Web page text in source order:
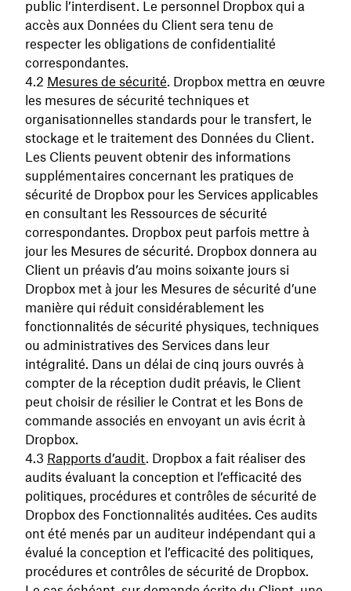
public l’interdisent. Le personnel Dropbox qui a
accès aux Données du Client sera tenu de
respecter les obligations de confidentialité
correspondantes.
Mesures de sécurité. Dropbox mettra en œuvre
les mesures de sécurité techniques et
organisationnelles standards pour le transfert, le
stockage et le traitement des Données du Client.
Les Clients peuvent obtenir des informations
supplémentaires concernant les pratiques de
sécurité de Dropbox pour les Services applicables
en consultant les Ressources de sécurité
correspondantes. Dropbox peut parfois mettre à
jour les Mesures de sécurité. Dropbox donnera au
Client un préavis d’au moins soixante jours si
Dropbox met à jour les Mesures de sécurité d’une
manière qui réduit considérablement les
fonctionnalités de sécurité physiques, techniques
ou administratives des Services dans leur
intégralité. Dans un délai de cinq jours ouvrés à
compter de la réception dudit préavis, le Client
peut choisir de résilier le Contrat et les Bons de
commande associés en envoyant un avis écrit à
Dropbox.
Rapports d’audit. Dropbox a fait réaliser des
audits évaluant la conception et l’efficacité des
politiques, procédures et contrôles de sécurité de
Dropbox des Fonctionnalités auditées. Ces audits
ont été menés par un auditeur indépendant qui a
évalué la conception et l’efficacité des politiques,
procédures et contrôles de sécurité de Dropbox.